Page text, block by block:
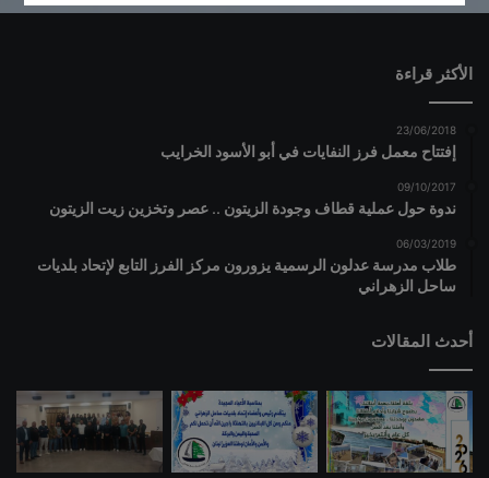
الأكثر قراءة
23/06/2018
إفتتاح معمل فرز النفايات في أبو الأسود الخرايب
09/10/2017
ندوة حول عملية قطاف وجودة الزيتون .. عصر وتخزين زيت الزيتون
06/03/2019
طلاب مدرسة عدلون الرسمية يزورون مركز الفرز التابع لإتحاد بلديات
ساحل الزهراني
أحدث المقالات